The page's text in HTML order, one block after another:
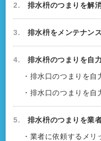
2. 排水枡のつまりを解
3. 排水枡をメンテナン
4. 排水枡のつまりを自
・排水口のつまりを自
・排水口のつまりを自
5. 排水枡のつまりを業
・業者に依頼するメリ